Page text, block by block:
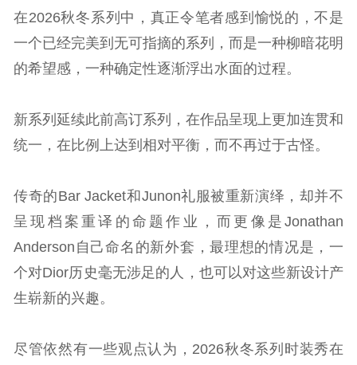
在2026秋冬系列中，真正令笔者感到愉悦的，不是
一个已经完美到无可指摘的系列，而是一种柳暗花明
的希望感，一种确定性逐渐浮出水面的过程。
新系列延续此前高订系列，在作品呈现上更加连贯和
统一，在比例上达到相对平衡，而不再过于古怪。
传奇的Bar Jacket和Junon礼服被重新演绎，却并不
呈现档案重译的命题作业，而更像是Jonathan
Anderson自己命名的新外套，最理想的情况是，一
个对Dior历史毫无涉足的人，也可以对这些新设计产
生崭新的兴趣。
尽管依然有一些观点认为，2026秋冬系列时装秀在